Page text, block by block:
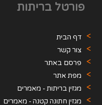
פורטל בריתות
דף הבית
צור קשר
פרסם באתר
מפת אתר
מגזין בריתות - מאמרים
מגזין חתונה קטנה - מאמרים